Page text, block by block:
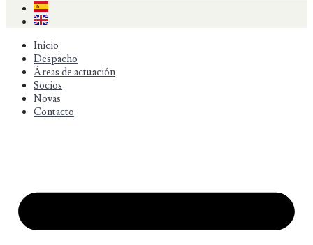
Inicio
Despacho
Áreas de actuación
Socios
Novas
Contacto